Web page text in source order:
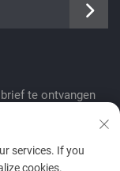
te ontvangen
services. If you
cookies.